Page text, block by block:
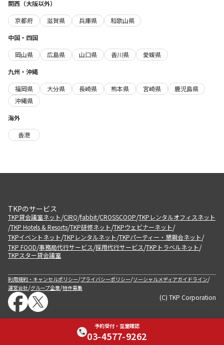
予約受付・空室確認
03-4577-9262
関西（大阪以外）
京都府
滋賀県 兵庫県
和歌山県
中国・四国
岡山県
広島県 山口県 香川県
愛媛県
九州・沖縄
福岡県
大分県 長崎県 熊本県 宮崎県
鹿児島県
沖縄県
海外
香港
TKPのサービス
TKP貸会議室ネット/CIRQ/fabbit/CROSSCOOP/TKPレンタルオフィスネット
/TKP Hotels & Resorts/TKP研修ネット/TKPウェビナーネット/
TKPイベントネット/TKPレンタルネット/TKPパーティー・懇親会ネット/
TKP FOOD/事務局代行サービス/採用代行サービス/TKPトラベルネット/
TKPスター貸会議室
利用規約・キャンセルポリシー/プライバシーポリシー/ソーシャルメディアガイドライン/
運営会社/グループ企業/物件募集
(C) TKP Corporation